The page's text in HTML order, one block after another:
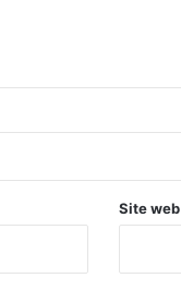
Site web